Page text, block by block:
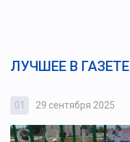
ЛУЧШЕЕ В ГАЗЕТЕ
01 29 сентября 2025